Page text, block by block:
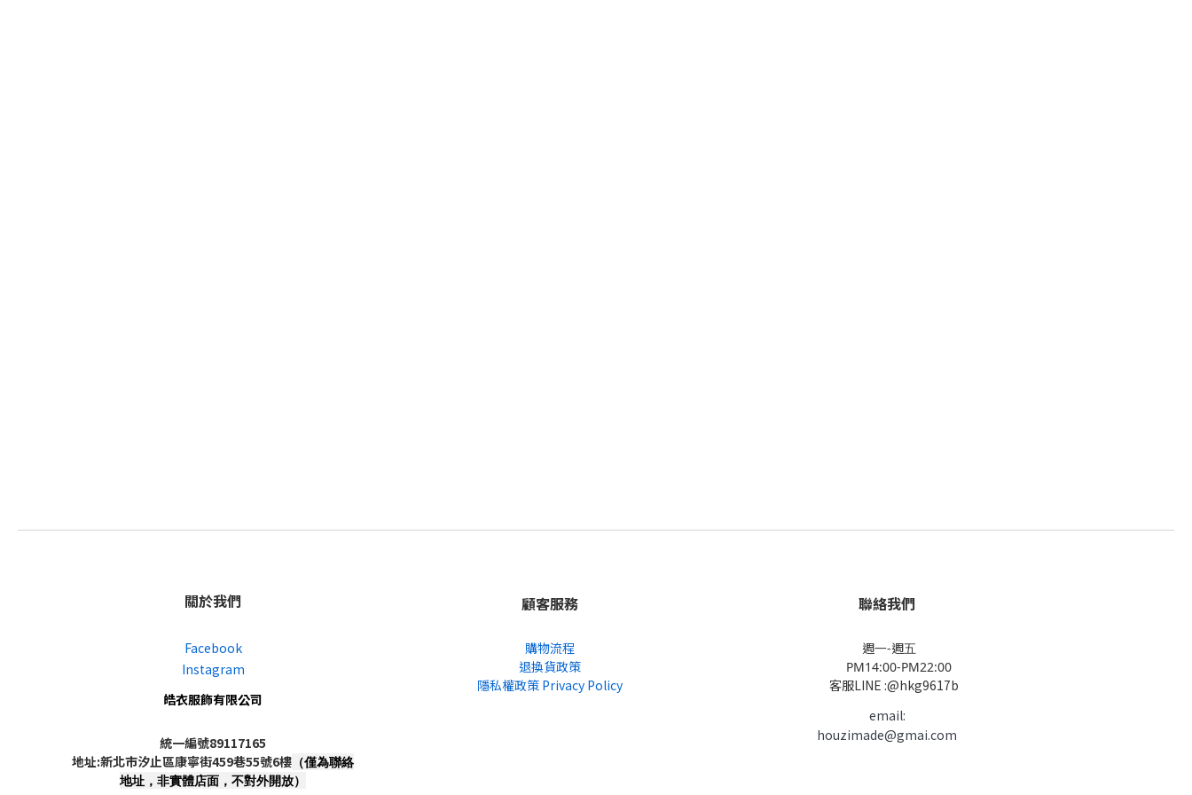
關於我們
Facebook
Instagram
皓衣服飾有限公司
統一編號89117165
地址:新北市汐止區康寧街459巷55號6樓 （僅為聯絡
地址，非實體店面，不對外開放）
顧客服務
購物流程
退換貨政策
隱私權政策 Privacy Policy
聯絡我們
週一-週五
PM14:00-PM22:00
客服LINE :@hkg9617b
email:
houzimade@gmai.com